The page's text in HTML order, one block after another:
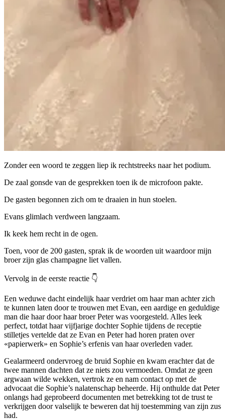
Zonder een woord te zeggen liep ik rechtstreeks naar het podium.
De zaal gonsde van de gesprekken toen ik de microfoon pakte.
De gasten begonnen zich om te draaien in hun stoelen.
Evans glimlach verdween langzaam.
Ik keek hem recht in de ogen.
Toen, voor de 200 gasten, sprak ik de woorden uit waardoor mijn
broer zijn glas champagne liet vallen.
Vervolg in de eerste reactie 👇
Een weduwe dacht eindelijk haar verdriet om haar man achter zich
te kunnen laten door te trouwen met Evan, een aardige en geduldige
man die haar door haar broer Peter was voorgesteld. Alles leek
perfect, totdat haar vijfjarige dochter Sophie tijdens de receptie
stilletjes vertelde dat ze Evan en Peter had horen praten over
«papierwerk» en Sophie’s erfenis van haar overleden vader.
Gealarmeerd ondervroeg de bruid Sophie en kwam erachter dat de
twee mannen dachten dat ze niets zou vermoeden. Omdat ze geen
argwaan wilde wekken, vertrok ze en nam contact op met de
advocaat die Sophie’s nalatenschap beheerde. Hij onthulde dat Peter
onlangs had geprobeerd documenten met betrekking tot de trust te
verkrijgen door valselijk te beweren dat hij toestemming van zijn zus
had.